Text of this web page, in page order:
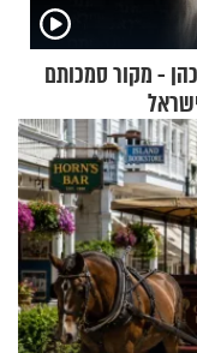
- מקור סמכותם